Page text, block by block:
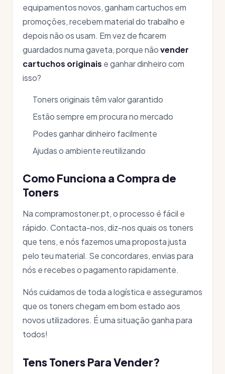
equipamentos novos, ganham cartuchos em
promoções, recebem material do trabalho e
depois não os usam. Em vez de ficarem
guardados numa gaveta, porque nãovender
cartuchos originais e ganhar dinheiro com
isso?
Toners originais têm valor garantido
Estão sempre em procura no mercado
Podes ganhar dinheiro facilmente
Ajudas o ambiente reutilizando
Como Funciona a Compra de
Toners
Na compramostoner.pt, o processo é fácil e
rápido. Contacta-nos, diz-nos quais os toners
que tens, e nós fazemos uma proposta justa
pelo teu material. Se concordares, envias para
nós e recebes o pagamento rapidamente.
Nós cuidamos de toda a logística e asseguramos
que os toners chegam em bom estado aos
novos utilizadores. É uma situação ganha para
todos!
Tens Toners Para Vender?